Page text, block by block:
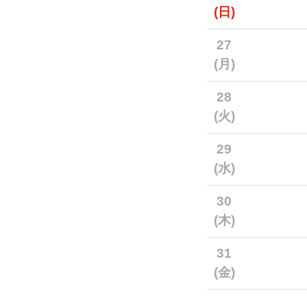
(日)
27
(月)
28
(火)
29
(水)
30
(木)
31
(金)